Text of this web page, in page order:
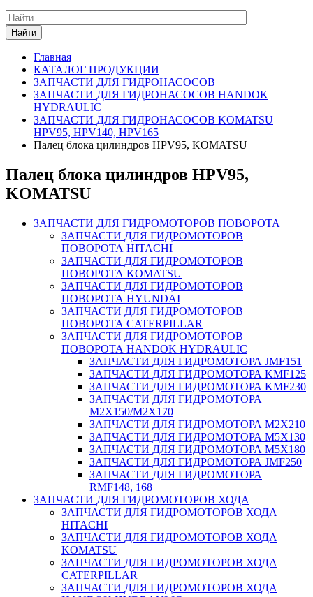
Найти
Главная
КАТАЛОГ ПРОДУКЦИИ
ЗАПЧАСТИ ДЛЯ ГИДРОНАСОСОВ
ЗАПЧАСТИ ДЛЯ ГИДРОНАСОСОВ HANDOK
HYDRAULIC
ЗАПЧАСТИ ДЛЯ ГИДРОНАСОСОВ KOMATSU
HPV95, HPV140, HPV165
Палец блока цилиндров HPV95, KOMATSU
Палец блока цилиндров HPV95,
KOMATSU
ЗАПЧАСТИ ДЛЯ ГИДРОМОТОРОВ ПОВОРОТА
ЗАПЧАСТИ ДЛЯ ГИДРОМОТОРОВ
ПОВОРОТА HITACHI
ЗАПЧАСТИ ДЛЯ ГИДРОМОТОРОВ
ПОВОРОТА KOMATSU
ЗАПЧАСТИ ДЛЯ ГИДРОМОТОРОВ
ПОВОРОТА HYUNDAI
ЗАПЧАСТИ ДЛЯ ГИДРОМОТОРОВ
ПОВОРОТА CATERPILLAR
ЗАПЧАСТИ ДЛЯ ГИДРОМОТОРОВ
ПОВОРОТА HANDOK HYDRAULIC
ЗАПЧАСТИ ДЛЯ ГИДРОМОТОРА JMF151
ЗАПЧАСТИ ДЛЯ ГИДРОМОТОРА KMF125
ЗАПЧАСТИ ДЛЯ ГИДРОМОТОРА KMF230
ЗАПЧАСТИ ДЛЯ ГИДРОМОТОРА
M2X150/M2X170
ЗАПЧАСТИ ДЛЯ ГИДРОМОТОРА M2X210
ЗАПЧАСТИ ДЛЯ ГИДРОМОТОРА M5X130
ЗАПЧАСТИ ДЛЯ ГИДРОМОТОРА M5X180
ЗАПЧАСТИ ДЛЯ ГИДРОМОТОРА JMF250
ЗАПЧАСТИ ДЛЯ ГИДРОМОТОРА
RMF148, 168
ЗАПЧАСТИ ДЛЯ ГИДРОМОТОРОВ ХОДА
ЗАПЧАСТИ ДЛЯ ГИДРОМОТОРОВ ХОДА
HITACHI
ЗАПЧАСТИ ДЛЯ ГИДРОМОТОРОВ ХОДА
KOMATSU
ЗАПЧАСТИ ДЛЯ ГИДРОМОТОРОВ ХОДА
CATERPILLAR
ЗАПЧАСТИ ДЛЯ ГИДРОМОТОРОВ ХОДА